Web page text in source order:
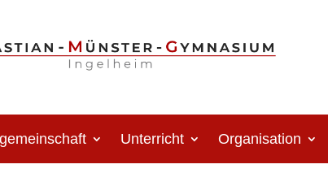
Unterricht Organisation